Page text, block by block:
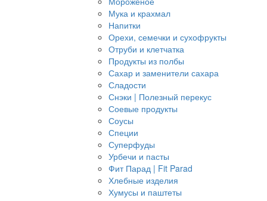
Мука и крахмал
Напитки
Орехи, семечки и сухофрукты
Отруби и клетчатка
Продукты из полбы
Сахар и заменители сахара
Сладости
Снэки | Полезный перекус
Соевые продукты
Соусы
Специи
Суперфуды
Урбечи и пасты
Фит Парад | Fit Parad
Хлебные изделия
Хумусы и паштеты